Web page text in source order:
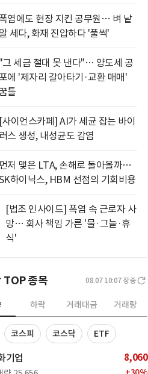
폭염에도 현장 지킨 공무원… 벼 낱
알 세다, 화재 진압하다 '풀썩'
"그 세금 절대 못 낸다"… 양도세 공
포에 '제자리 갈아타기·교환 매매'
꿈틀
[사이언스카페] AI가 세균 잡는 바이
러스 생성, 내성균도 감염
먼저 맺은 LTA, 손해로 돌아올까…
하이닉스, HBM 선점의 기회비용
[법조 인사이드] 폭염 속 근로자 사
망… 회사 책임 가른 '물·그늘·휴
식'
TOP 종목 08.07 10:07 장중
하락 거래대금 거래량
코스피 코스닥 ETF
기업 8,060